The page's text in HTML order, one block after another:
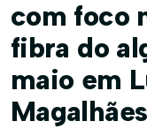
com foco
fibra do
maio em
Magalhães